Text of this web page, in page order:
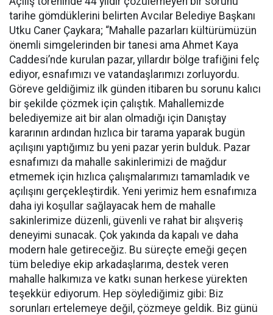
tarihe gömdüklerini belirten Avcılar Belediye Başkanı
Utku Caner Çaykara; “Mahalle pazarları kültürümüzün
önemli simgelerinden bir tanesi ama Ahmet Kaya
Caddesi’nde kurulan pazar, yıllardır bölge trafiğini felç
ediyor, esnafımızı ve vatandaşlarımızı zorluyordu.
Göreve geldiğimiz ilk günden itibaren bu sorunu kalıcı
bir şekilde çözmek için çalıştık. Mahallemizde
belediyemize ait bir alan olmadığı için Danıştay
kararının ardından hızlıca bir tarama yaparak bugün
açılışını yaptığımız bu yeni pazar yerin bulduk. Pazar
esnafımızı da mahalle sakinlerimizi de mağdur
etmemek için hızlıca çalışmalarımızı tamamladık ve
açılışını gerçekleştirdik. Yeni yerimiz hem esnafımıza
daha iyi koşullar sağlayacak hem de mahalle
sakinlerimize düzenli, güvenli ve rahat bir alışveriş
deneyimi sunacak. Çok yakında da kapalı ve daha
modern hale getireceğiz. Bu süreçte emeği geçen
tüm belediye ekip arkadaşlarıma, destek veren
mahalle halkımıza ve katkı sunan herkese yürekten
teşekkür ediyorum. Hep söylediğimiz gibi: Biz
sorunları ertelemeye değil, çözmeye geldik. Biz günü